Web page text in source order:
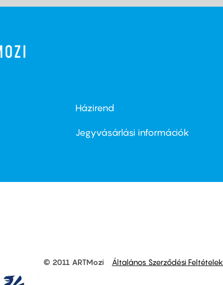
Footer
menu
Házirend
Jegyvásárlási információk
© 2011 ARTMozi Általános Szerződési Feltételek